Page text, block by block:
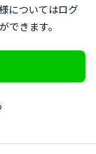
についてはログ
できます。